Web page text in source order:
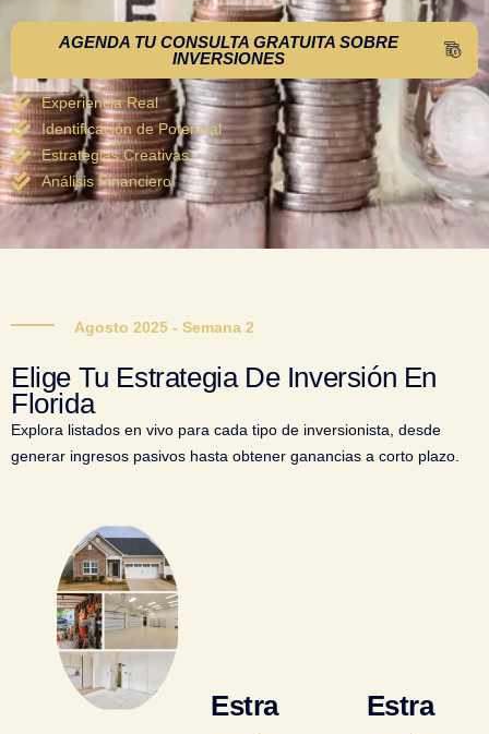
AGENDA TU CONSULTA GRATUITA SOBRE
INVERSIONES
Experiencia Real
Identificación de Potencial
Estrategias Creativas
Análisis Financiero
Agosto 2025 - Semana 2
Elige Tu Estrategia De Inversión En
Florida
Explora listados en vivo para cada tipo de inversionista, desde
generar ingresos pasivos hasta obtener ganancias a corto plazo.
Estra
Estra